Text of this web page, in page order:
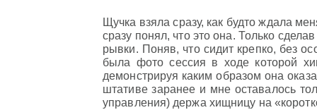
Щучка взяла сразу, как будто ждала
сразу понял, что это она. Только
рывки. Поняв, что сидит крепко, без
была фото сессия в ходе которой
демонстрируя каким образом она
штативе заранее и мне оставалось
управления) держа хищницу на